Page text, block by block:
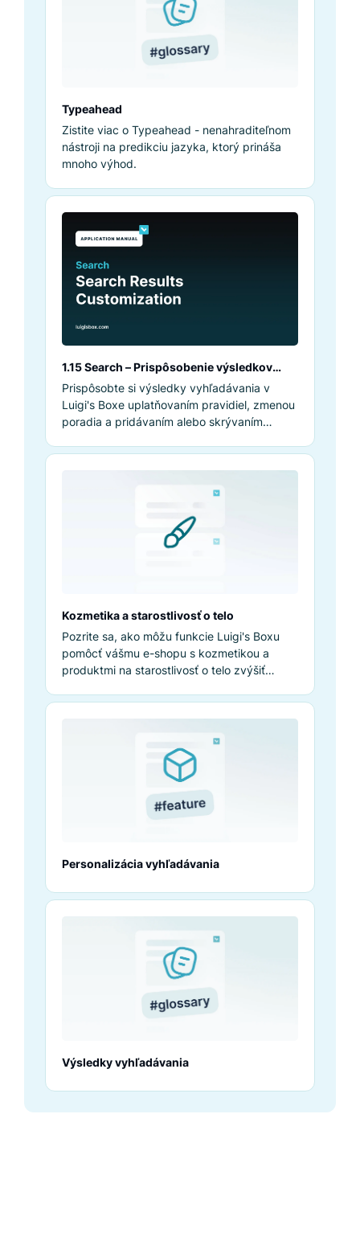
Typeahead
Zistite viac o Typeahead - nenahraditeľnom
nástroji na predikciu jazyka, ktorý prináša
mnoho výhod.
1.15 Search – Prispôsobenie výsledkov
vyhľadávania
Prispôsobte si výsledky vyhľadávania v
Luigi's Boxe uplatňovaním pravidiel, zmenou
poradia a pridávaním alebo skrývaním
Kozmetika a starostlivosť o telo
Pozrite sa, ako môžu funkcie Luigi's Boxu
pomôcť vášmu e-shopu s kozmetikou a
produktmi na starostlivosť o telo zvýšiť
Personalizácia vyhľadávania
Výsledky vyhľadávania